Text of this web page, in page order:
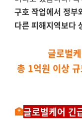
구호 작업에서 정부
다른 피해지역보다
글로벌
총 1억원 이상
🏥글로벌케어 긴